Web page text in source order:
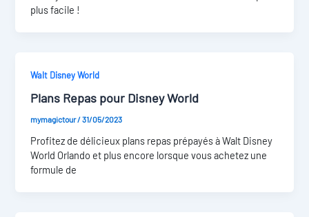
plus facile !
Walt Disney World
Plans Repas pour Disney World
mymagictour/31/05/2023
Profitez de délicieux plans repas prépayés à Walt Disney
World Orlando et plus encore lorsque vous achetez une
formule de